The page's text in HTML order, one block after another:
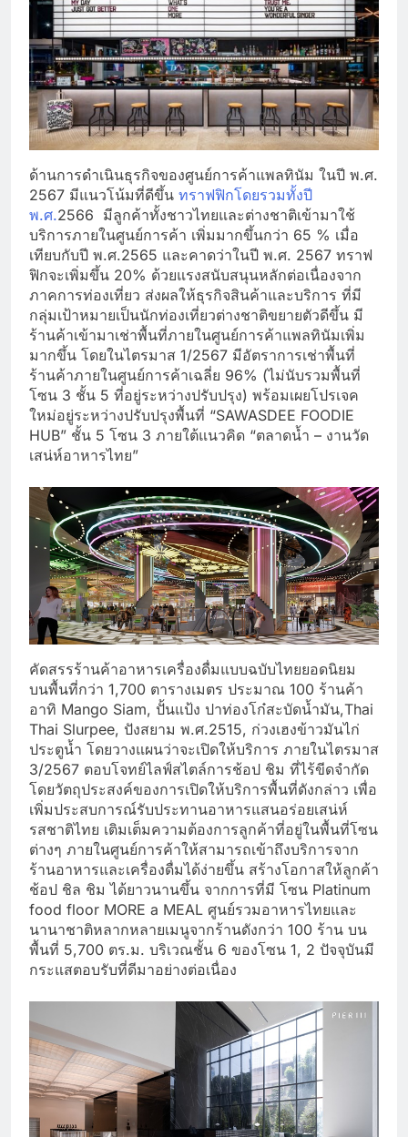
ด้านการดำเนินธุรกิจของศูนย์การค้าแพลทินัม ในปี พ.ศ.
2567 มีแนวโน้มที่ดีขึ้น ทราฟฟิกโดยรวมทั้งปี
พ.ศ.2566 มีลูกค้าทั้งชาวไทยและต่างชาติเข้ามาใช้
บริการภายในศูนย์การค้า เพิ่มมากขึ้นกว่า 65 % เมื่อ
เทียบกับปี พ.ศ.2565 และคาดว่าในปี พ.ศ. 2567 ทราฟ
ฟิกจะเพิ่มขึ้น 20% ด้วยแรงสนับสนุนหลักต่อเนื่องจาก
ภาคการท่องเที่ยว ส่งผลให้ธุรกิจสินค้าและบริการ ที่มี
กลุ่มเป้าหมายเป็นนักท่องเที่ยวต่างชาติขยายตัวดีขึ้น มี
ร้านค้าเข้ามาเช่าพื้นที่ภายในศูนย์การค้าแพลทินัมเพิ่ม
มากขึ้น โดยในไตรมาส 1/2567 มีอัตราการเช่าพื้นที่
ร้านค้าภายในศูนย์การค้าเฉลี่ย 96% (ไม่นับรวมพื้นที่
โซน 3 ชั้น 5 ที่อยู่ระหว่างปรับปรุง) พร้อมเผยโปรเจค
ใหม่อยู่ระหว่างปรับปรุงพื้นที่ “SAWASDEE FOODIE
HUB” ชั้น 5 โซน 3 ภายใต้แนวคิด “ตลาดน้ำ – งานวัด
เสน่ห์อาหารไทย”
คัดสรรร้านค้าอาหารเครื่องดื่มแบบฉบับไทยยอดนิยม
บนพื้นที่กว่า 1,700 ตารางเมตร ประมาณ 100 ร้านค้า
อาทิ Mango Siam, ปั้นแป้ง ปาท่องโก๋สะบัดน้ำมัน,Thai
Thai Slurpee, ปังสยาม พ.ศ.2515, ก่วงเฮงข้าวมันไก่
ประตูน้ำ โดยวางแผนว่าจะเปิดให้บริการ ภายในไตรมาส
3/2567 ตอบโจทย์ไลฟ์สไตล์การช้อป ชิม ที่ไร้ขีดจำกัด
โดยวัตถุประสงค์ของการเปิดให้บริการพื้นที่ดังกล่าว เพื่อ
เพิ่มประสบการณ์รับประทานอาหารแสนอร่อยเสน่ห์
รสชาติไทย เติมเต็มความต้องการลูกค้าที่อยู่ในพื้นที่โซน
ต่างๆ ภายในศูนย์การค้าให้สามารถเข้าถึงบริการจาก
ร้านอาหารและเครื่องดื่มได้ง่ายขึ้น สร้างโอกาสให้ลูกค้า
ช้อป ชิล ชิม ได้ยาวนานขึ้น จากการที่มี โซน Platinum
food floor MORE a MEAL ศูนย์รวมอาหารไทยและ
นานาชาติหลากหลายเมนูจากร้านดังกว่า 100 ร้าน บน
พื้นที่ 5,700 ตร.ม. บริเวณชั้น 6 ของโซน 1, 2 ปัจจุบันมี
กระแสตอบรับที่ดีมาอย่างต่อเนื่อง